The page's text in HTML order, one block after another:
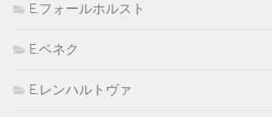
E.フォールホルスト
E.ベネク
E.レンハルトヴァ